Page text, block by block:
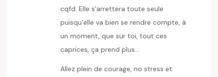
cqfd. Elle s’arrettera toute seule
puisqu’elle va bien se rendre compte, à
un moment, que sur toi, tout ces
caprices, ça prend plus…
Allez plein de courage, no stress et